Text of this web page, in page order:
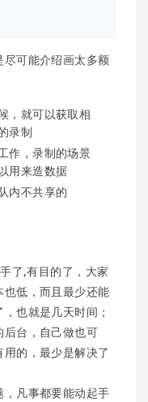
可能介绍画太多额
，就可以获取相
录制
作，录制的场景
用来造数据
内不共享的
了,有目的了，大家
低，而且最少还能
也就是几天时间；
台，自己做也可
的，最少是解决了
凡事都要能动起手